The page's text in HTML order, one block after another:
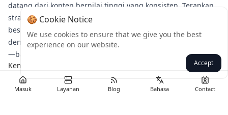
Masuk Layanan Blog Bahasa Contact
datang dari konten bernilai tinggi yang konsisten. Terapkan
strategi ini selama 3-6 bulan sebelum mengharapkan hasil
besar. Siap mengubah jangkauan organik Anda? Mulailah
dengan mengaudit konten Anda saat ini berdasarkan tips ini
—bagikan insight terbesar Anda di komentar!
Kembali
🍪 Cookie Notice
We use cookies to ensure that we give you the best
experience on our website.
Accept